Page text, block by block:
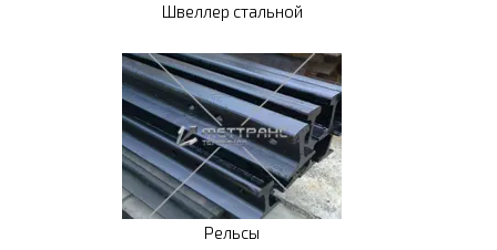
Швеллер стальной
Рельсы